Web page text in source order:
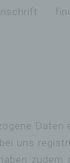
Daten
uns
zudem